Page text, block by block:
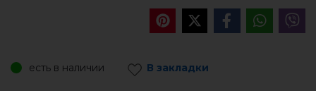
есть в наличии В закладки